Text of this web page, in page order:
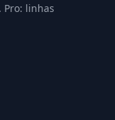
Pro: linhas